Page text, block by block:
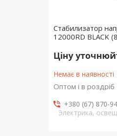
Стабилизатор
12000RD BLACK
Ціну
Немає в наявності
Оптом і в роздріб
+380 (67) 870-
Электрика,